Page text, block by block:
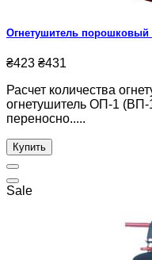
Огнетушитель порошковый
₴423 ₴431
Расчет количества
огнетушитель ОП-1 (ВП-
переносно.....
Купить
Sale